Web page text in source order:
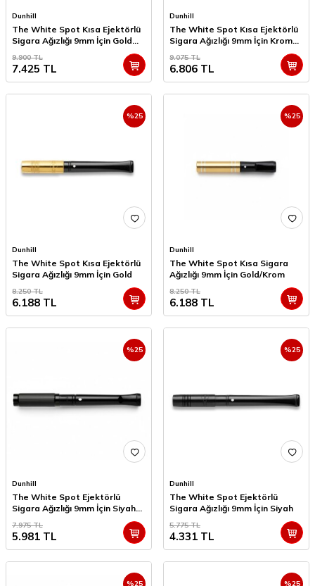
Dunhill
The White Spot Kısa Ejektörlü
Sigara Ağızlığı 9mm İçin Gold
9.900TL
7.425 TL
Dunhill
The White Spot Kısa Ejektörlü
Sigara Ağızlığı 9mm İçin Krom
9.075TL
6.806 TL
%25
Dunhill
The White Spot Kısa Ejektörlü
Sigara Ağızlığı 9mm İçin Gold
8.250TL
6.188 TL
%25
Dunhill
The White Spot Kısa Sigara
Ağızlığı 9mm İçin Gold/Krom
8.250TL
6.188 TL
%25
Dunhill
The White Spot Ejektörlü
Sigara Ağızlığı 9mm İçin Siyah
7.975TL
5.981 TL
%25
Dunhill
The White Spot Ejektörlü
Sigara Ağızlığı 9mm İçin Siyah
5.775TL
4.331 TL
%25 %25